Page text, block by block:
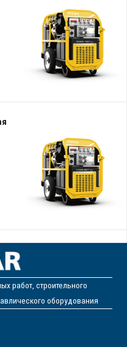
работ, строительного
оборудования